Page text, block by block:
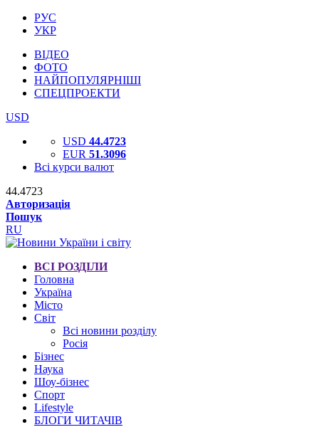
РУС
УКР
ВІДЕО
ФОТО
НАЙПОПУЛЯРНІШІ
СПЕЦПРОЕКТИ
USD
USD 44.4723
EUR 51.3096
Всі курси валют
44.4723
Авторизація
Пошук
RU
ВСІ РОЗДІЛИ
Головна
Україна
Місто
Світ
Всі новини розділу
Росія
Бізнес
Наука
Шоу-бізнес
Спорт
Lifestyle
БЛОГИ ЧИТАЧІВ